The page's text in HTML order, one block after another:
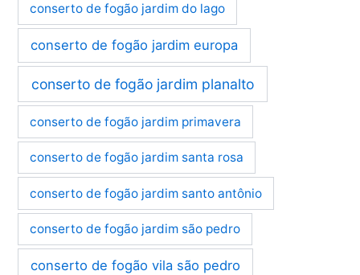
conserto de fogão jardim do lago
conserto de fogão jardim europa
conserto de fogão jardim planalto
conserto de fogão jardim primavera
conserto de fogão jardim santa rosa
conserto de fogão jardim santo antônio
conserto de fogão jardim são pedro
conserto de fogão vila são pedro